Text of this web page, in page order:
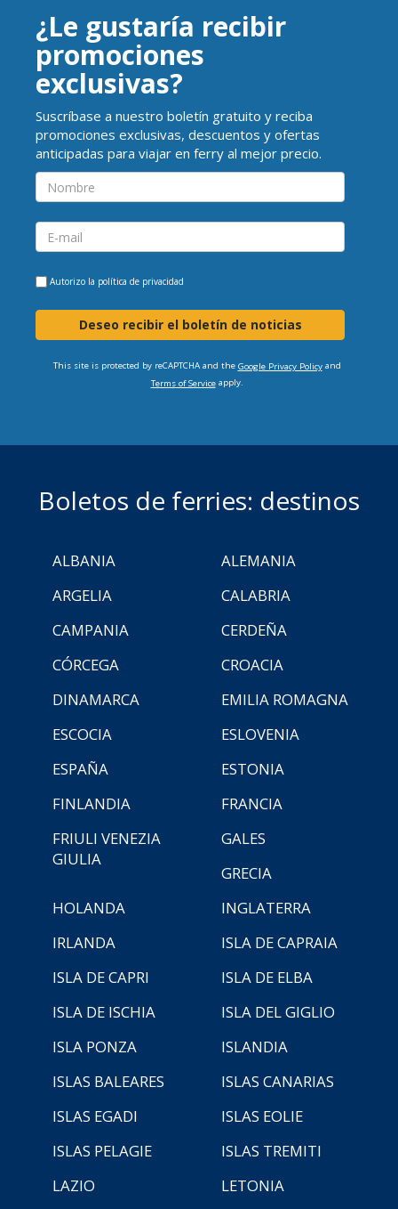
¿Le gustaría recibir
promociones
exclusivas?
Suscríbase a nuestro boletín gratuito y reciba
promociones exclusivas, descuentos y ofertas
anticipadas para viajar en ferry al mejor precio.
Autorizo la política de privacidad
Deseo recibir el boletín de noticias
This site is protected by reCAPTCHA and the Google Privacy Policyand
Terms of Serviceapply.
Boletos de ferries: destinos
ALBANIA
ALEMANIA
ARGELIA
CALABRIA
CAMPANIA
CERDEÑA
CÓRCEGA
CROACIA
DINAMARCA
EMILIA ROMAGNA
ESCOCIA
ESLOVENIA
ESPAÑA
ESTONIA
FINLANDIA
FRANCIA
FRIULI VENEZIA
GIULIA
GALES
GRECIA
HOLANDA
INGLATERRA
IRLANDA
ISLA DE CAPRAIA
ISLA DE CAPRI
ISLA DE ELBA
ISLA DE ISCHIA
ISLA DEL GIGLIO
ISLA PONZA
ISLANDIA
ISLAS BALEARES
ISLAS CANARIAS
ISLAS EGADI
ISLAS EOLIE
ISLAS PELAGIE
ISLAS TREMITI
LAZIO
LETONIA